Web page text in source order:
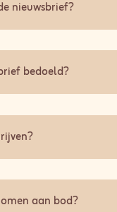
nieuwsbrief?
bedoeld?
aan bod?